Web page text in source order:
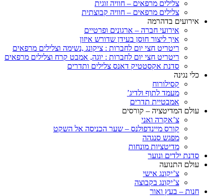
צלילים מרפאים – חוויה זוגית
צלילים מרפאים – חוויה קבוצתית
אירועים בדהרמה
אירועי חברה – ארגונים ופרטיים
איך ליצור חוסן בעידן שדורש איזון
ריטריט חצי יום לחברות : ציקונג ,נשימה וצלילים מרפאים
ריטריט חצי יום לחברות : יוגה, אמבט קרח וצלילים מרפאים
סדנת אקסטטיק דאנס צלילים ותדרים
כלי נגינה
קסילורוח
מעמד לתוף ולדיג’
אמבטיית תדרים
עולם המדיטציה – קורסים
צ’אקרה ואני
קורס מיינדפולנס – שער הכניסה אל השקט
מפגש סנגהה
מדיטציות מונחות
סדנת ילדים ונוער
עולם התנועה
צ’יקונג אישי
צ’יקונג בקבוצה
חנות – בעץ ואור